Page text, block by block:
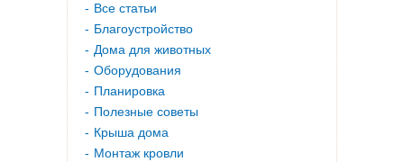
Все статьи
Благоустройство
Дома для животных
Оборудования
Планировка
Полезные советы
Крыша дома
Монтаж кровли